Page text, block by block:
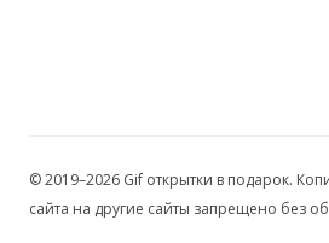
© 2019–2026 Gif открытки в подарок.
сайта на другие сайты запрещено без